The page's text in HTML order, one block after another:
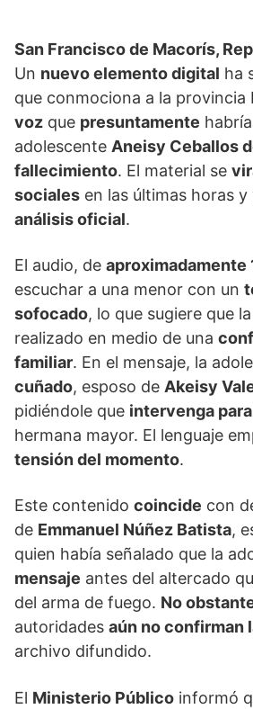
San Francisco de Macorís,
Un nuevo elemento digital ha
que conmociona a la provincia
voz que presuntamente
adolescente Aneisy Ceballos
fallecimiento. El material se
sociales en las últimas horas
análisis oficial.
El audio, de aproximadamente
escuchar a una menor con un
sofocado, lo que sugiere que
realizado en medio de una
familiar. En el mensaje, la
cuñado, esposo de Akeisy
pidiéndole que intervenga
hermana mayor. El lenguaje
tensión del momento.
Este contenido coincide con
de Emmanuel Núñez Batista,
quien había señalado que la
mensaje antes del altercado
del arma de fuego. No
autoridades aún no confirman
archivo difundido.
El Ministerio Público informó